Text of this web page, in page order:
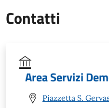
Contatti
Area Servizi
Piazzetta S.